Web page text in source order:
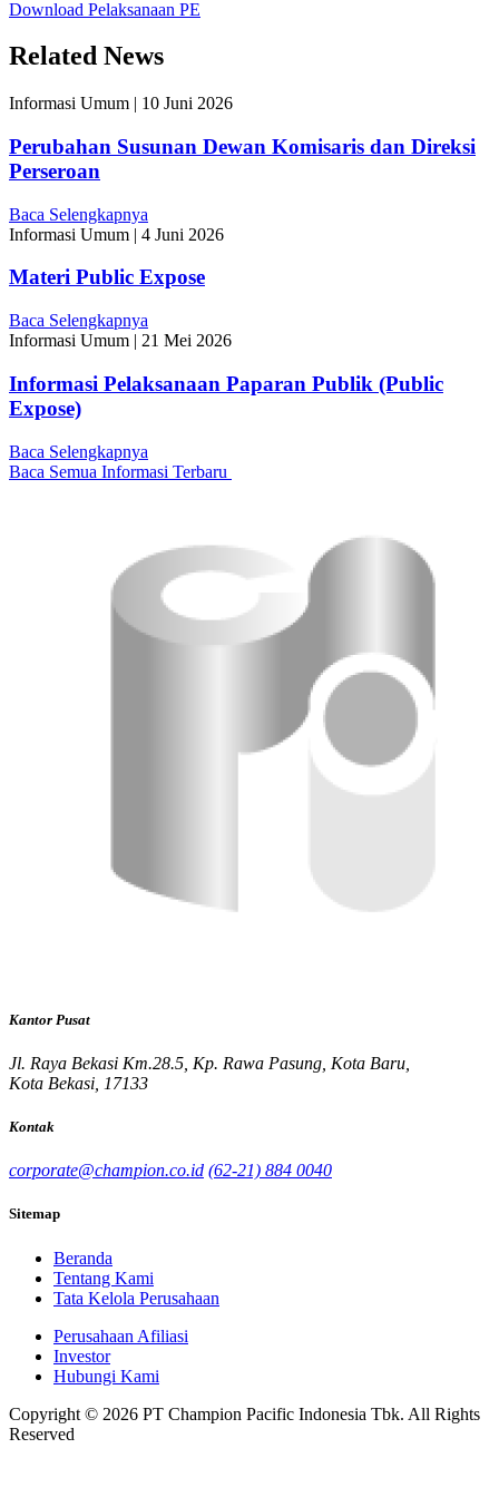
Download Pelaksanaan PE
Related News
Informasi Umum | 10 Juni 2026
Perubahan Susunan Dewan Komisaris dan Direksi
Perseroan
Baca Selengkapnya
Informasi Umum | 4 Juni 2026
Materi Public Expose
Baca Selengkapnya
Informasi Umum | 21 Mei 2026
Informasi Pelaksanaan Paparan Publik (Public
Expose)
Baca Selengkapnya
Baca Semua Informasi Terbaru
Kantor Pusat
Jl. Raya Bekasi Km.28.5, Kp. Rawa Pasung, Kota Baru,
Kota Bekasi, 17133
Kontak
corporate@champion.co.id (62-21) 884 0040
Sitemap
Beranda
Tentang Kami
Tata Kelola Perusahaan
Perusahaan Afiliasi
Investor
Hubungi Kami
Copyright © 2026 PT Champion Pacific Indonesia Tbk. All Rights
Reserved